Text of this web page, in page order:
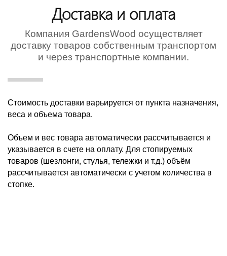
Доставка и оплата
Компания GardensWood осуществляет
доставку товаров собственным транспортом
и через транспортные компании.
Стоимость доставки варьируется от пункта назначения,
веса и объема товара.
Объем и вес товара автоматически рассчитывается и
указывается в счете на оплату. Для стопируемых
товаров (шезлонги, стулья, тележки и т.д.) объём
рассчитывается автоматически с учетом количества в
стопке.